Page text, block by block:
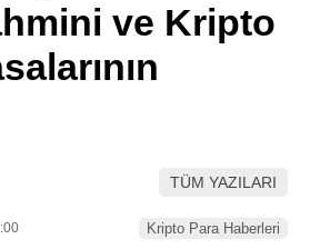
Telegram
ve Kripto
TÜM YAZILARI
Kripto Para Haberleri